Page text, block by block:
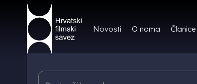
Novosti O nama Članice